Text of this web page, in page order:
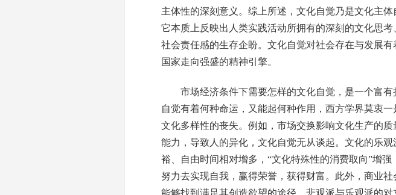
主体性的深刻意义。综上所述，文化自觉乃是文化主
它本质上反映出人类实践活动所拥有的深刻的文化思
社会责任感的生存企盼。文化自觉对社会存在与发展
国家走向强盛的精神引擎。
市场经济条件下需要怎样的文化自觉，是一个富有
自觉有着何种命运，又能起何种作用，西方学界莫衷
文化多样性的丧失。例如，市场交换影响文化生产的
能力，导致人的异化，文化自觉无从谈起。文化的乐
裕、自由时间相对增多，“文化特殊性的消费取向”增
努力去实现自我，赢得荣誉，获得财富。此外，商业
能够找到满足其创造欲望的途径。悲观派与乐观派的